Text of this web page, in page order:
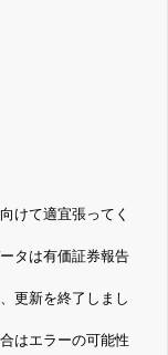
けて適宜張ってく
タは有価証券報告
更新を終了しまし
はエラーの可能性